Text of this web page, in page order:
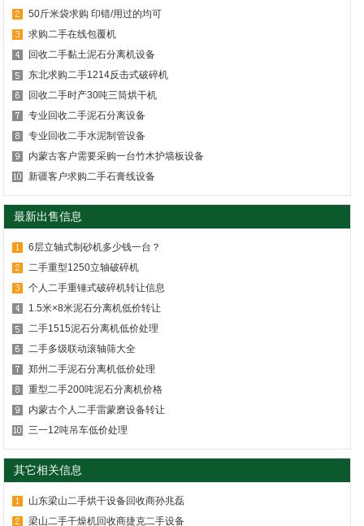
50斤米袋求购 印错/用过的均可
求购二手在线包覆机
回收二手黏土泥石分离机设备
东北求购二手1214反击式破碎机
回收二手时产30吨三筒烘干机
专业回收二手泥石分离设备
专业回收二手水泥制管设备
内蒙古客户需要采购一台竹木护墙板设备
新疆客户求购二手石膏线设备
最新出售信息
6层立轴式制砂机多少钱一台？
二手重型1250立轴破碎机
个人二手重锤式破碎机转让信息
1.5米×8米泥石分离机低价转让
二手1515泥石分离机低价处理
二手多级联动滚轴筛大全
郑州二手泥石分离机低价处理
重型二手200吨泥石分离机价格
内蒙古个人二手雷蒙磨设备转让
三一12吨吊车低价处理
其它相关信息
山东梁山二手烘干设备回收商孙兆磊
梁山二手干燥机回收商捷克二手设备